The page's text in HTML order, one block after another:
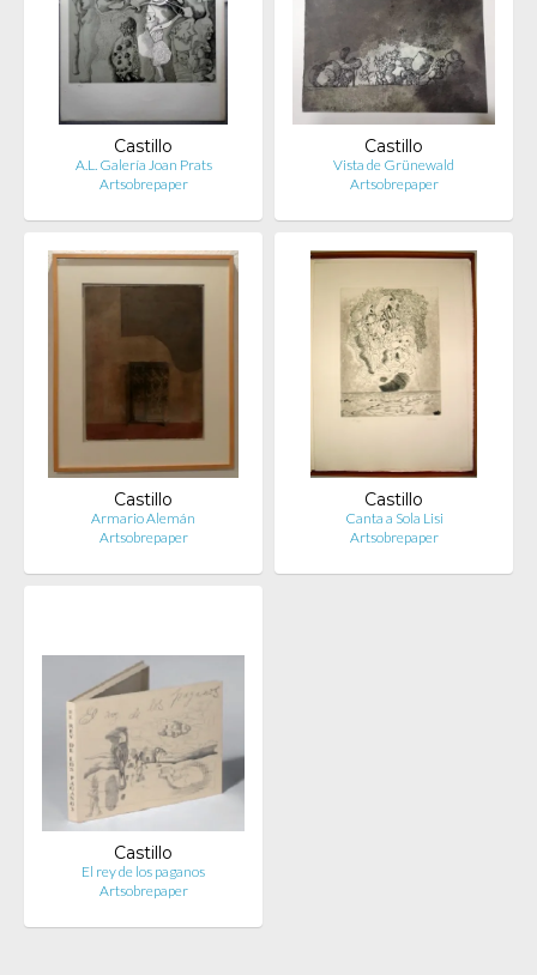
Castillo
A.L. Galería Joan Prats
Artsobrepaper
Castillo
Vista de Grünewald
Artsobrepaper
Castillo
Armario Alemán
Artsobrepaper
Castillo
Canta a Sola Lisi
Artsobrepaper
Castillo
El rey de los paganos
Artsobrepaper